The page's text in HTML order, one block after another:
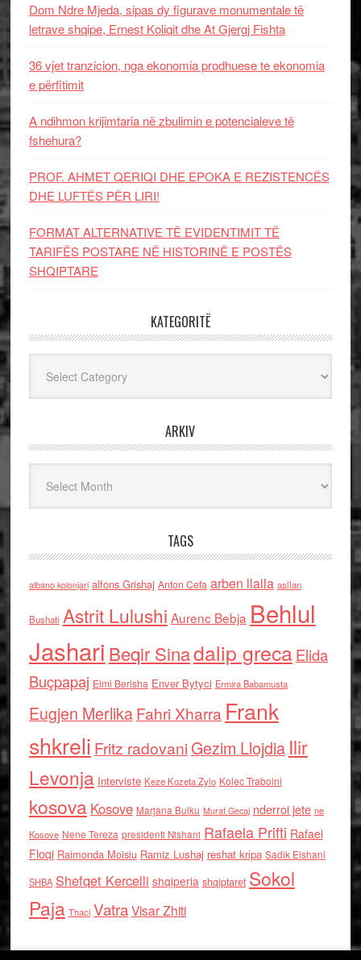
Dom Ndre Mjeda, sipas dy figurave monumentale të
letrave shqipe, Ernest Koliqit dhe At Gjergj Fishta
36 vjet tranzicion, nga ekonomia prodhuese te ekonomia
e përfitimit
A ndihmon krijimtaria në zbulimin e potencialeve të
fshehura?
PROF. AHMET QERIQI DHE EPOKA E REZISTENCЁS
DHE LUFTЁS PЁR LIRI!
FORMAT ALTERNATIVE TË EVIDENTIMIT TË
TARIFËS POSTARE NË HISTORINË E POSTËS
SHQIPTARE
KATEGORITË
ARKIV
TAGS
albano kolonjari alfons Grishaj Anton Cefa arben llalla asllan
Bushati Astrit Lulushi Aurenc Bebja Behlul
Jashari Beqir Sinadalip grecaElida
Buçpapaj Elmi Berisha Enver Bytyci Ermira Babamusta
Eugjen MerlikaFahri Xharra Frank
shkreli Fritz radovaniGezim Llojdia Ilir
Levonja Interviste Keze Kozeta Zylo Kolec Traboini
kosova Kosove Marjana Bulku Murat Gecaj nderroi jete ne
Kosove Nene Tereza presidenti Nishani Rafaela Prifti Rafael
Floqi Raimonda Moisiu Ramiz Lushaj reshat kripa Sadik Elshani
SHBA Shefqet Kercelli shqiperia shqiptaret Sokol
Paja Thaci VatraVisar Zhiti